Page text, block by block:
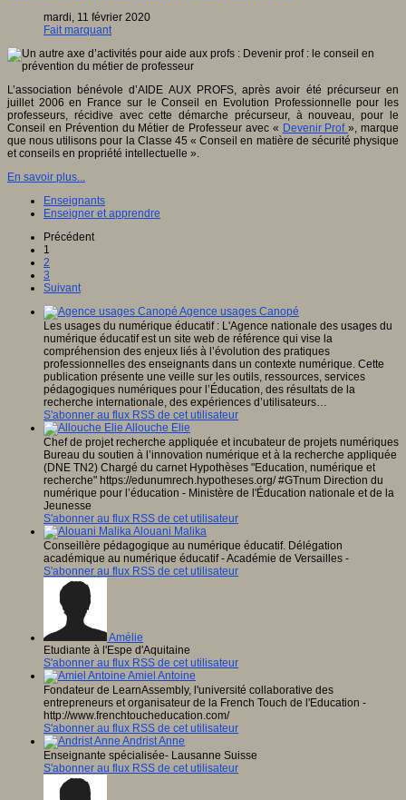
mardi, 11 février 2020
Fait marquant
L’association bénévole d’AIDE AUX PROFS, après avoir été précurseur en
juillet 2006 en France sur le Conseil en Evolution Professionnelle pour les
professeurs, récidive avec cette démarche précurseur, à nouveau, pour le
Conseil en Prévention du Métier de Professeur avec « Devenir Prof», marque
que nous utilisons pour la Classe 45 « Conseil en matière de sécurité physique
et conseils en propriété intellectuelle ».
En savoir plus...
Enseignants
Enseigner et apprendre
Précédent
1
2
3
Suivant
Agence usages Canopé
Les usages du numérique éducatif : L'Agence nationale des usages du
numérique éducatif est un site web de référence qui vise la
compréhension des enjeux liés à l’évolution des pratiques
professionnelles des enseignants dans un contexte numérique. Cette
publication présente une veille sur les outils, ressources, services
pédagogiques numériques pour l’Éducation, des résultats de la
recherche internationale, des expériences d’utilisateurs…
S'abonner au flux RSS de cet utilisateur
Allouche Elie
Chef de projet recherche appliquée et incubateur de projets numériques
Bureau du soutien à l’innovation numérique et à la recherche appliquée
(DNE TN2) Chargé du carnet Hypothèses "Education, numérique et
recherche" https://edunumrech.hypotheses.org/ #GTnum Direction du
numérique pour l’éducation - Ministère de l'Éducation nationale et de la
Jeunesse
S'abonner au flux RSS de cet utilisateur
Alouani Malika
Conseillère pédagogique au numérique éducatif. Délégation
académique au numérique éducatif - Académie de Versailles -
S'abonner au flux RSS de cet utilisateur
Amélie
Etudiante à l'Espe d'Aquitaine
S'abonner au flux RSS de cet utilisateur
Amiel Antoine
Fondateur de LearnAssembly, l'université collaborative des
entrepreneurs et organisateur de la French Touch de l'Education -
http://www.frenchtoucheducation.com/
S'abonner au flux RSS de cet utilisateur
Andrist Anne
Enseignante spécialisée- Lausanne Suisse
S'abonner au flux RSS de cet utilisateur